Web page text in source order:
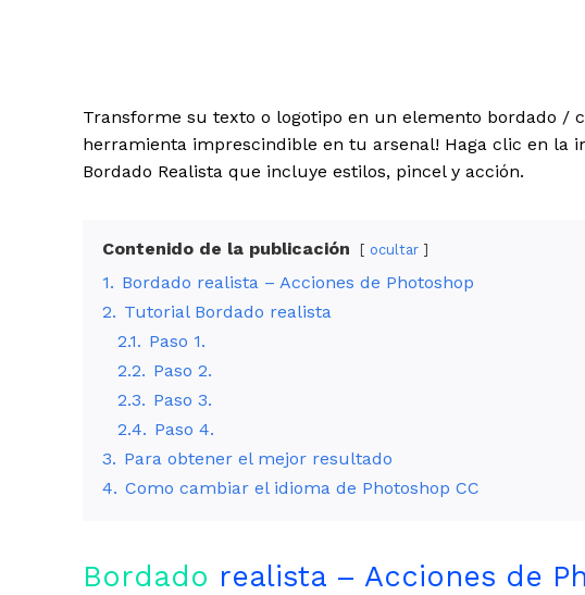
Transforme su texto o logotipo en un elemento bordado /
herramienta imprescindible en tu arsenal! Haga clic en la
Bordado Realista que incluye estilos, pincel y acción.
Contenido de la publicación ocultar
1. Bordado realista – Acciones de Photoshop
2. Tutorial Bordado realista
2.1. Paso 1.
2.2. Paso 2.
2.3. Paso 3.
2.4. Paso 4.
3. Para obtener el mejor resultado
4. Como cambiar el idioma de Photoshop CC
Bordado realista – Acciones de